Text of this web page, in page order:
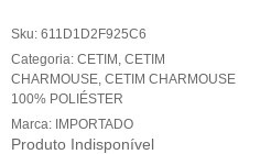
Sku: 611D1D2F925C6
Categoria: CETIM , CETIM
CHARMOUSE, CETIM CHARMOUSE
100% POLIÉSTER
Marca: IMPORTADO
Produto Indisponível